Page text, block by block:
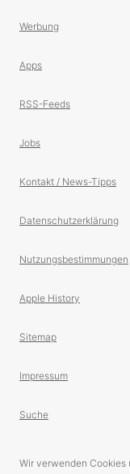
Werbung
Apps
RSS-Feeds
Jobs
Kontakt / News-Tipps
Datenschutzerklärung
Nutzungsbestimmungen
Apple History
Sitemap
Impressum
Suche
Wir verwenden Cookies